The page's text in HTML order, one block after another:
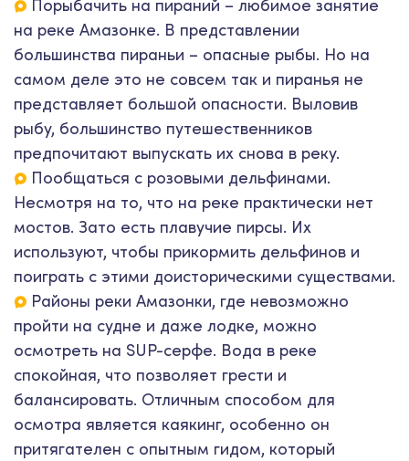
Порыбачить на пираний – любимое занятие
на реке Амазонке. В представлении
большинства пираньи – опасные рыбы. Но на
самом деле это не совсем так и пиранья не
представляет большой опасности. Выловив
рыбу, большинство путешественников
предпочитают выпускать их снова в реку.
Пообщаться с розовыми дельфинами.
Несмотря на то, что на реке практически нет
мостов. Зато есть плавучие пирсы. Их
используют, чтобы прикормить дельфинов и
поиграть с этими доисторическими существами.
Районы реки Амазонки, где невозможно
пройти на судне и даже лодке, можно
осмотреть на SUP-серфе. Вода в реке
спокойная, что позволяет грести и
балансировать. Отличным способом для
осмотра является каякинг, особенно он
притягателен с опытным гидом, который